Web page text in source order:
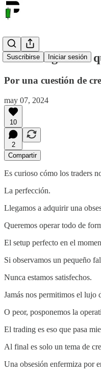
Suscribirse Iniciar sesión
El trading es eso
Por una cuestión de
may 07, 2024
10
2
Compartir
Es curioso cómo los traders
La perfección.
Llegamos a adquirir una
Queremos operar todo de
El setup perfecto en el
Si observamos un pequeño
Nunca estamos satisfechos.
Jamás nos permitimos el lujo
O peor, posponemos la
El trading es eso que pasa
Al final es solo un tema de
Una obsesión enfermiza por